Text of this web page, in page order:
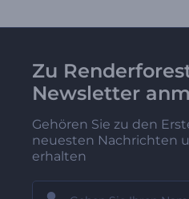
Zu
Newsletter
Gehören Sie zu den
neuesten Nachrichten
erhalten